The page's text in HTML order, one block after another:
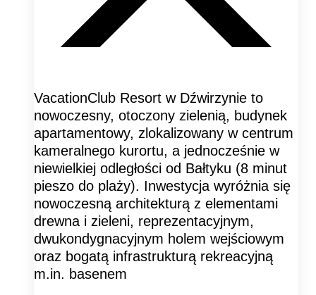
VacationClub Resort w Dźwirzynie to
nowoczesny, otoczony zielenią, budynek
apartamentowy, zlokalizowany w centrum
kameralnego kurortu, a jednocześnie w
niewielkiej odległości od Bałtyku (8 minut
pieszo do plaży). Inwestycja wyróżnia się
nowoczesną architekturą z elementami
drewna i zieleni, reprezentacyjnym,
dwukondygnacyjnym holem wejściowym
oraz bogatą infrastrukturą rekreacyjną
m.in. basenem